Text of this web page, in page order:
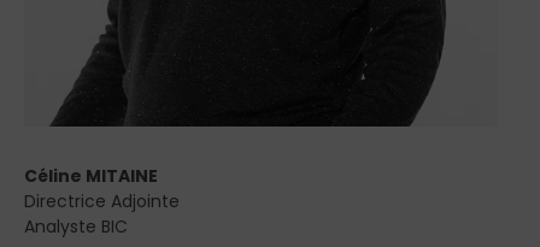
Céline MITAINE
Directrice Adjointe
Analyste BIC